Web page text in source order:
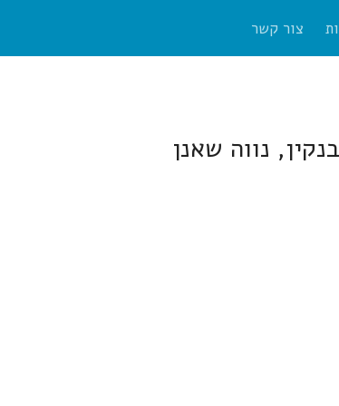
צור קשר
נווה שאנן